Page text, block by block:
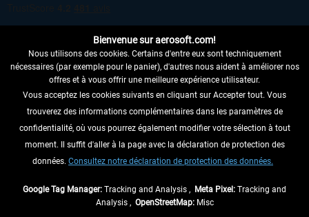
RENONCER AU CONTRAT ICI
INFORMATIONS
NE MANQUEZ PAS LES DERNIÈRES
Bienvenue sur aerosoft.com!
Nous utilisons des cookies. Certains d'entre eux sont techniquement
nécessaires (par exemple pour le panier), d'autres nous aident à améliorer nos
offres et à vous offrir une meilleure expérience utilisateur.
Vous acceptez les cookies suivants en cliquant sur Accepter tout. Vous
trouverez des informations complémentaires dans les paramètres de
confidentialité, où vous pourrez également modifier votre sélection à tout
moment. Il suffit d'aller à la page avec la déclaration de protection des
données. Consultez notre déclaration de protection des données.
Google Tag Manager: Tracking and Analysis , Meta Pixel: Tracking and
Analysis , OpenStreetMap:Misc